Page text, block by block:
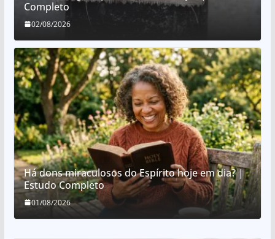
Completo
02/08/2026
Há dons miraculosos do Espírito hoje em dia? |
Estudo Completo
01/08/2026